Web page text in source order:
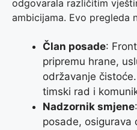
odgovarala različitim
ambicijama. Evo pregleda
Član posade:
pripremu hrane,
održavanje
timski rad i
Nadzornik smjene
posade, osigurava